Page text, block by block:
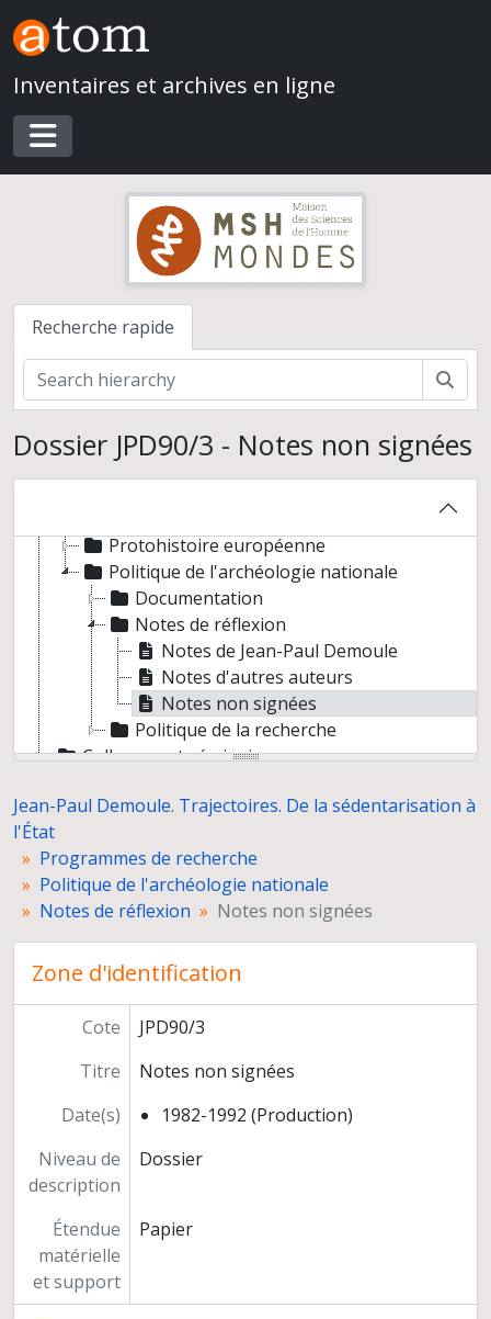
Skip to main content
Inventaires et archives en ligne
Toggle navigation
Recherche rapide
Dossier JPD90/3 - Notes non signées
Protohistoire européenne
Politique de l'archéologie nationale
Documentation
Notes de réflexion
Notes de Jean-Paul Demoule
Notes d'autres auteurs
Notes non signées
Politique de la recherche
Colloques et séminaires
Participation à des instances et missions d'expertise
Jean-Paul Demoule. Trajectoires. De la sédentarisation à
l'État
Programmes de recherche
Politique de l'archéologie nationale
Notes de réflexion
Notes non signées
Zone d'identification
Cote
JPD90/3
Titre
Notes non signées
Date(s)
1982-1992 (Production)
Niveau de
description
Dossier
Étendue
matérielle
et support
Papier